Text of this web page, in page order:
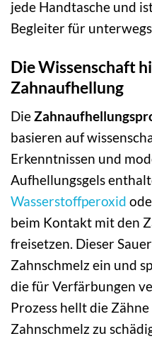
jede Handtasche und
Begleiter für unterwegs.
Die Wissenschaft
Zahnaufhellung
Die
basieren auf
Erkenntnissen und
Aufhellungsgels
Wasserstoffperoxid
beim Kontakt mit den
freisetzen. Dieser
Zahnschmelz ein und
die für Verfärbungen
Prozess hellt die
Zahnschmelz zu